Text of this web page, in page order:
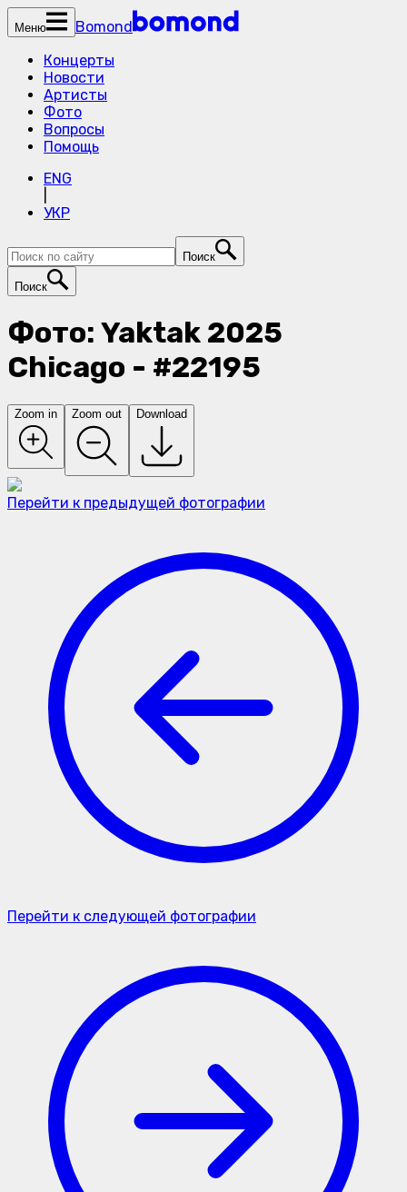
Меню
Bomond
Концерты
Новости
Артисты
Фото
Вопросы
Помощь
ENG
УКР
Поиск
Поиск
Фото: Yaktak 2025
Chicago - #22195
Zoom in Zoom out Download
Перейти к предыдущей фотографии
Перейти к следующей фотографии